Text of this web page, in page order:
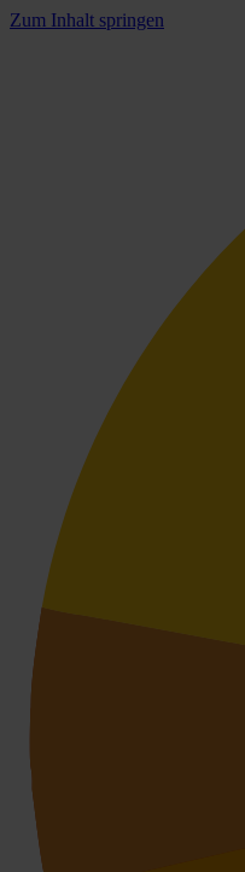
Zum Inhalt springen